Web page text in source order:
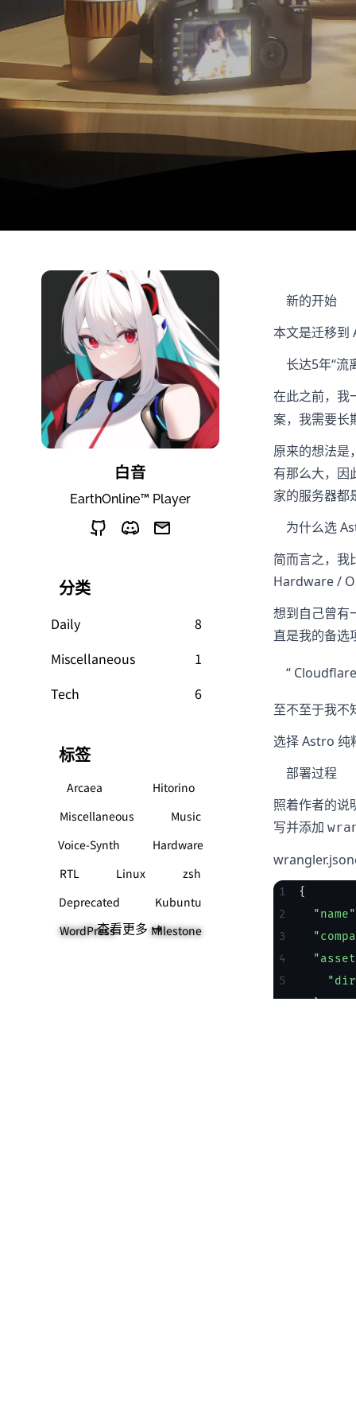
白音
EarthOnline™ Player
分类
Daily
8
Miscellaneous
1
Tech
6
标签
Arcaea
Hitorino
Miscellaneous
Music
Voice-Synth
Hardware
RTL
Linux
zsh
Deprecated
Kubuntu
WordPress
Milestone
查看更多
新的开始
本文是迁移
长达5年“流
在此之前，我
案，我需要长
原来的想法是
有那么大，因
家的服务器都
为什么选
简而言之，我
Hardware /
想到自己曾有
直是我的备选
“
至不至于我
选择 Astro 纯
部署过程
照着作者的说
写并添加
{
  "name"
  }